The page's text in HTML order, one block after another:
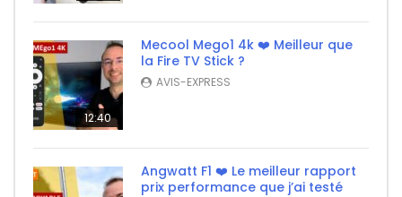
12:40
Mecool Mego1 4k ❤️ Meilleur que
la Fire TV Stick ?
AVIS-EXPRESS
Angwatt F1 ❤️ Le meilleur rapport
prix performance que j’ai testé